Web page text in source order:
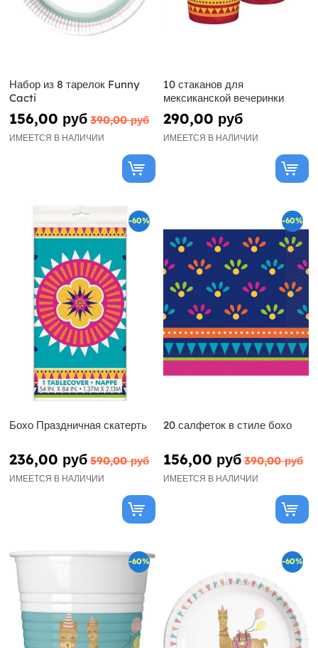
Набор из 8 тарелок Funny
Cacti
156,00 руб 390,00 руб
ИМЕЕТСЯ В НАЛИЧИИ
10 стаканов для
мексиканской вечеринки
290,00 руб
ИМЕЕТСЯ В НАЛИЧИИ
-60%
Бохо Праздничная скатерть
236,00 руб 590,00 руб
ИМЕЕТСЯ В НАЛИЧИИ
-60%
20 салфеток в стиле бохо
156,00 руб 390,00 руб
ИМЕЕТСЯ В НАЛИЧИИ
-60% -60%